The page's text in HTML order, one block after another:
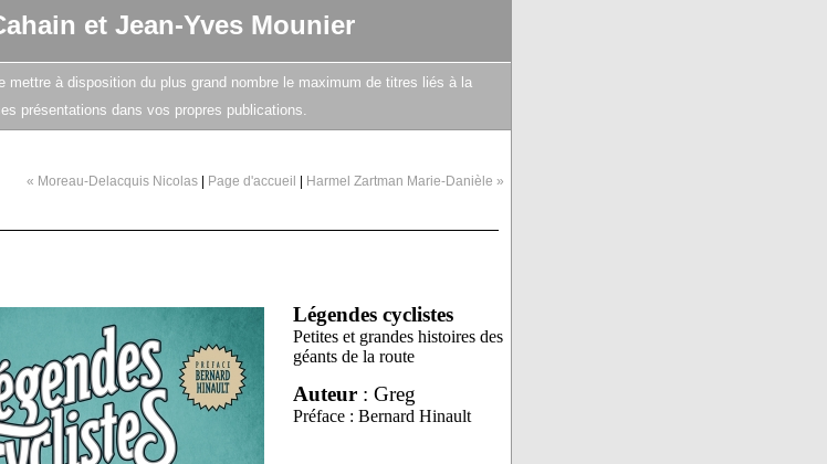
et Jean-Yves Mounier
mettre à disposition du plus grand nombre le maximum de titres liés à la
présentations dans vos propres publications.
« Moreau-Delacquis Nicolas| Page d'accueil | Harmel Zartman Marie-Danièle »
Légendes cyclistes
Petites et grandes histoires des
géants de la route
Auteur: Greg
Préface : Bernard Hinault